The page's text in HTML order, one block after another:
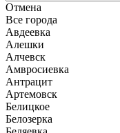
Отмена
Все города
Авдеевка
Алешки
Алчевск
Амвросиевка
Антрацит
Артемовск
Белицкое
Белозерка